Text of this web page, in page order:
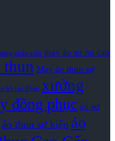
nhân viên may áo sơ mi cao
thun May áo thun sự
hộ lao động xưởng
đồng phục áo sơ
áo thun sự kiện áo